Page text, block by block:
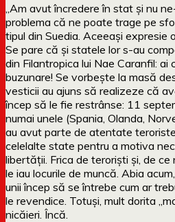
„Am avut încredere în stat și nu
problema că ne poate trage pe
tipul din Suedia. Aceeași expresie
Se pare că și statele lor s-au
din Filantropica lui Nae Caranfil: ai
buzunare! Se vorbește la masă
vesticii au ajuns să realizeze că
încep să le fie restrânse: 11
numai unele (Spania, Olanda,
au avut parte de atentate
celelalte state pentru a motiva
libertății. Frica de teroriști și, de ce
le iau locurile de muncă. Abia
unii încep să se întrebe cum ar
le revendice. Totuși, mult dorita
nicăieri. Încă.